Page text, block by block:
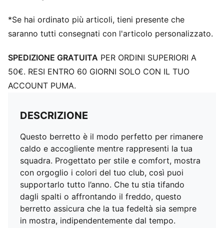
*Se hai ordinato più articoli, tieni presente che
saranno tutti consegnati con l'articolo personalizzato.
SPEDIZIONE GRATUITA PER ORDINI SUPERIORI A
50€. RESI ENTRO 60 GIORNI SOLO CON IL TUO
ACCOUNT PUMA.
DESCRIZIONE
Questo berretto è il modo perfetto per rimanere
caldo e accogliente mentre rappresenti la tua
squadra. Progettato per stile e comfort, mostra
con orgoglio i colori del tuo club, così puoi
supportarlo tutto l’anno. Che tu stia tifando
dagli spalti o affrontando il freddo, questo
berretto assicura che la tua fedeltà sia sempre
in mostra, indipendentemente dal tempo.